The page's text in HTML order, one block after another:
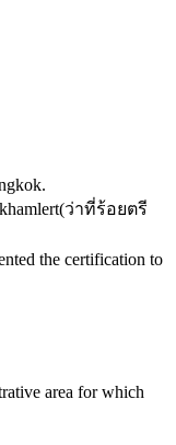
(ว่าที่ร้อยตรี
the certification to
area for which